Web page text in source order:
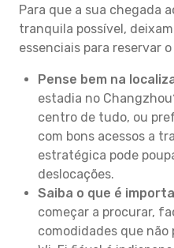
Para que a sua chegada
tranquila possível,
essenciais para reservar
Pense bem na
estadia no
centro de tudo, ou
com bons acessos a
estratégica pode
deslocações.
Saiba o que é
começar a procurar,
comodidades que